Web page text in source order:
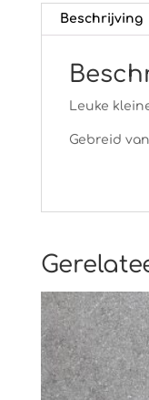
Beschrijving
Leuke
Gebreid